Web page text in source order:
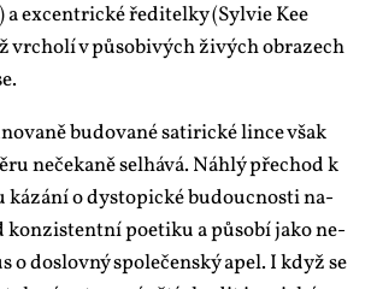
ex­cen­t­ric­ké ře­di­tel­ky (Syl­vie Kee
vr­cho­lí v pů­so­bi­vých ži­vých ob­ra­zech
bu­do­va­né sa­ti­ric­ké lin­ce však
ne­če­ka­ně se­lhá­vá. Náh­lý pře­chod k
o dysto­pic­ké bu­douc­nos­ti na­
kon­zis­tent­ní po­e­ti­ku a pů­so­bí ja­ko ne­
o do­slov­ný spo­le­čen­ský apel. I když se